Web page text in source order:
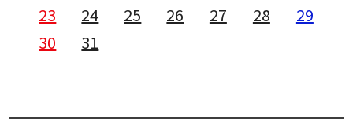
23
24 25 26 27 28
29
30
31